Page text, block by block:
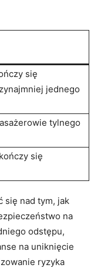
się
jednego⁤
tylnego
⁣się
⁢się nad tym, jak
na
odstępu,⁣
na ‌uniknięcie
ryzyka⁤